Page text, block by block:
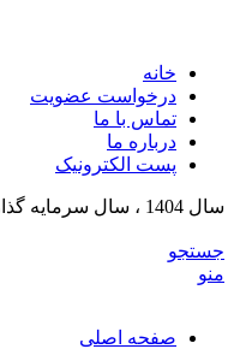
خانه
درخواست عضویت
تماس با ما
درباره ما
پست الکترونیک
سال 1404 ، سال سرمایه گذاری برای تولید
جستجو
منو
صفحه اصلی